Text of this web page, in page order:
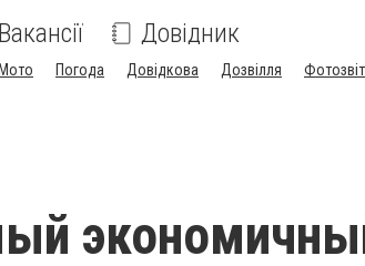
Вакансії Довідник
Погода Довідкова Дозвілля